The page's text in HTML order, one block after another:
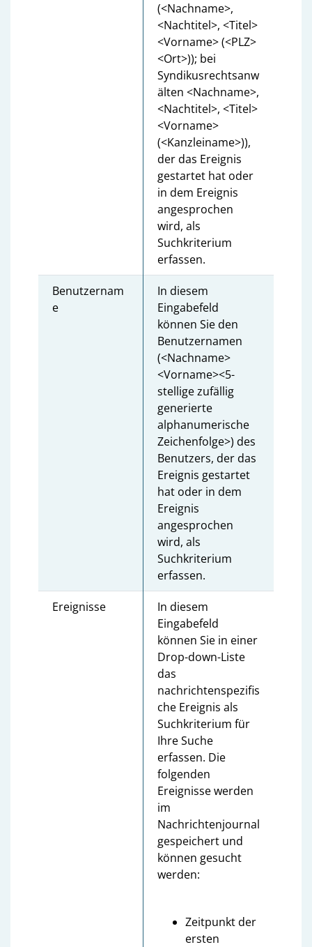
(<Nachname>,
<Nachtitel>, <Titel>
<Vorname> (<PLZ>
<Ort>)); bei
Syndikusrechtsanw
älten <Nachname>,
<Nachtitel>, <Titel>
<Vorname>
(<Kanzleiname>)),
der das Ereignis
gestartet hat oder
in dem Ereignis
angesprochen
wird, als
Suchkriterium
erfassen.
Benutzernam
e
In diesem
Eingabefeld
können Sie den
Benutzernamen
(<Nachname>
<Vorname><5-
stellige zufällig
generierte
alphanumerische
Zeichenfolge>) des
Benutzers, der das
Ereignis gestartet
hat oder in dem
Ereignis
angesprochen
wird, als
Suchkriterium
erfassen.
Ereignisse
In diesem
Eingabefeld
können Sie in einer
Drop-down-Liste
das
nachrichtenspezifis
che Ereignis als
Suchkriterium für
Ihre Suche
erfassen. Die
folgenden
Ereignisse werden
im
Nachrichtenjournal
gespeichert und
können gesucht
werden:
Zeitpunkt der
ersten